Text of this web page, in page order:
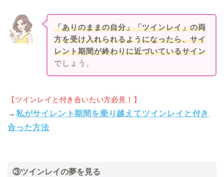
「ありのままの自分」「ツインレイ」の両
方を受け入れられるようになったら、サイ
レント期間が終わりに近づいているサイン
でしょう。
【ツインレイと付き合いたい方必見！】
→ 私がサイレント期間を乗り越えてツインレイと付き
合った方法
③ツインレイの夢を見る